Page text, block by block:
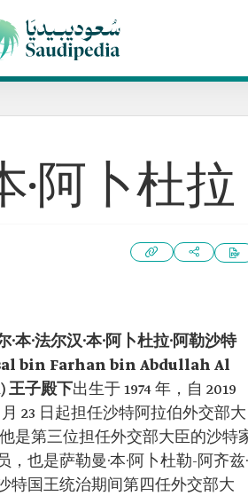
·阿卜杜拉
·本·法尔汉·本·阿卜杜拉·阿勒沙特
bin Farhan bin Abdullah Al
王子殿下出生于 1974 年，自 2019
月 23 日起担任沙特阿拉伯外交部大
是第三位担任外交部大臣的沙特
，也是萨勒曼·本·阿卜杜勒-阿齐兹·
特国王统治期间第四任外交部大